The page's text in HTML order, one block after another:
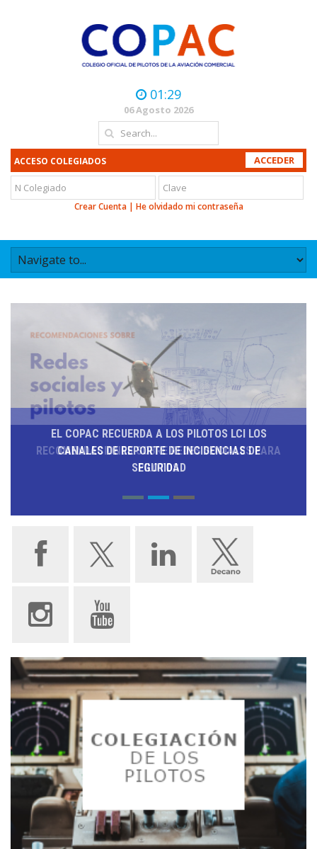
01:29
06 Agosto 2026
ACCESO COLEGIADOS
Crear Cuenta| He olvidado mi contraseña
EL COPAC RECUERDA A LOS PILOTOS LCI LOS
CANALES DE REPORTE DE INCIDENCIAS DE
SEGURIDAD
RECOMENDACIONES SOBRE REDES SOCIALES PARA
PILOTOS
EL COPAC ALERTA DE LOS RIESGOS DE SEGURIDAD
DE LOS PILOTOS DE LUCHA CONTRA LOS INCENDIOS
FORESTALES